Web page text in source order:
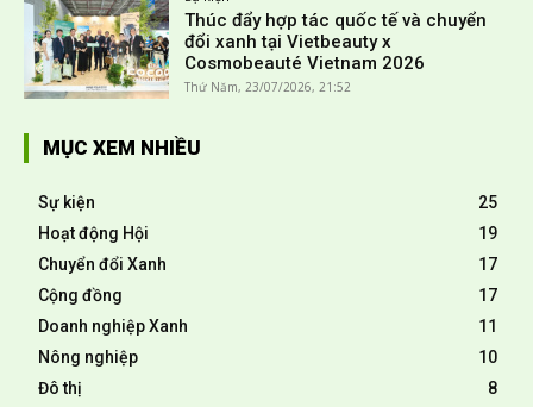
Thúc đẩy hợp tác quốc tế và chuyển
đổi xanh tại Vietbeauty x
Cosmobeauté Vietnam 2026
Thứ Năm, 23/07/2026, 21:52
MỤC XEM NHIỀU
Sự kiện
25
Hoạt động Hội
19
Chuyển đổi Xanh
17
Cộng đồng
17
Doanh nghiệp Xanh
11
Nông nghiệp
10
Đô thị
8